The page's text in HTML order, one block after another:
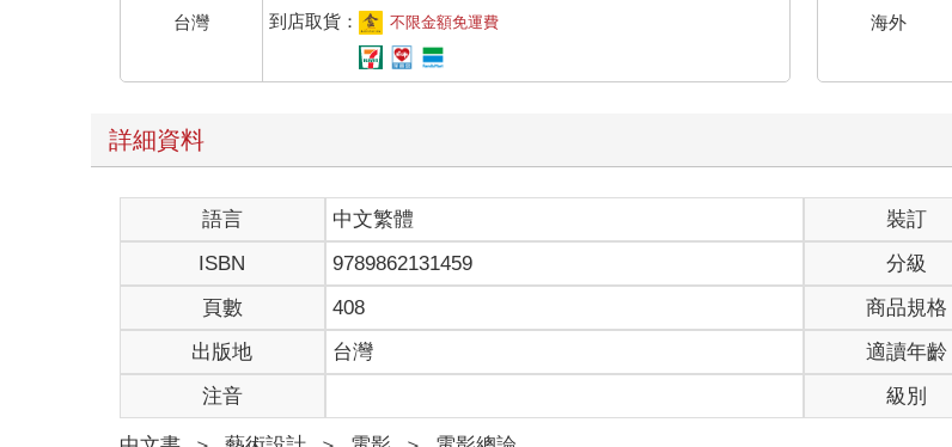
台灣
到店取貨：
不限金額免運費 海外
詳細資料
語言 中文繁體 裝訂
ISBN
9789862131459 分級
頁數
408 商品規格
出版地
台灣 適讀年齡
注音
級別